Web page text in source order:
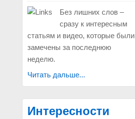
Без лишних слов –
сразу к интересным
статьям и видео, которые были
замечены за последнюю
неделю.
Читать дальше...
Интересности